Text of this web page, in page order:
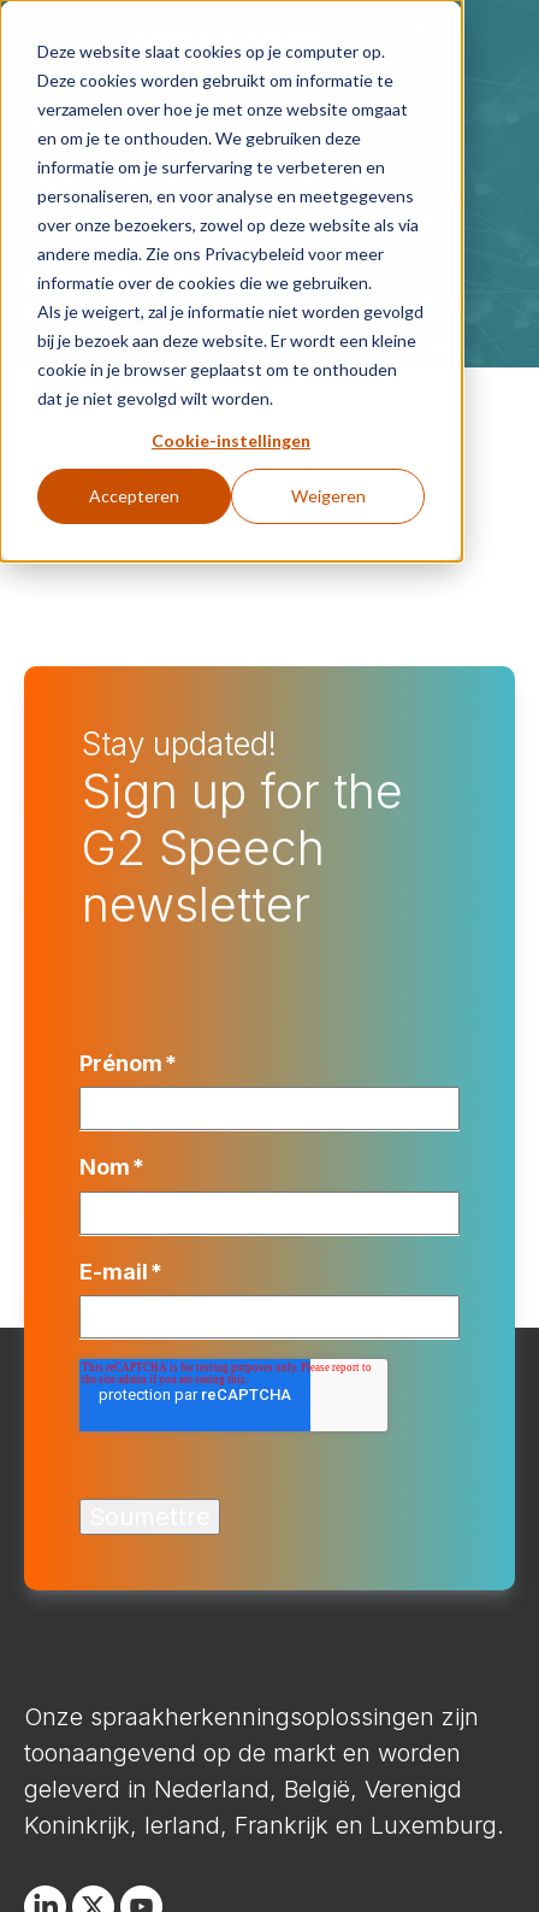
Deze website slaat cookies op je computer op.
Deze cookies worden gebruikt om informatie te
verzamelen over hoe je met onze website omgaat
en om je te onthouden. We gebruiken deze
informatie om je surfervaring te verbeteren en
personaliseren, en voor analyse en meetgegevens
over onze bezoekers, zowel op deze website als via
andere media. Zie ons Privacybeleid voor meer
informatie over de cookies die we gebruiken.
Als je weigert, zal je informatie niet worden gevolgd
bij je bezoek aan deze website. Er wordt een kleine
cookie in je browser geplaatst om te onthouden
dat je niet gevolgd wilt worden.
Cookie-instellingen
Accepteren Weigeren
Skip to main content
News & Insights
All Ambient Speech Nieuws
succesvarhalen Video's webinars
Posts about Healthcare
Stay updated!
Sign up for the
G2 Speech
newsletter
Prénom*
Nom*
E-mail*
Onze spraakherkenningsoplossingen zijn
toonaangevend op de markt en worden
geleverd in Nederland, België, Verenigd
Koninkrijk, Ierland, Frankrijk en Luxemburg.
Linkedin
X Youtube